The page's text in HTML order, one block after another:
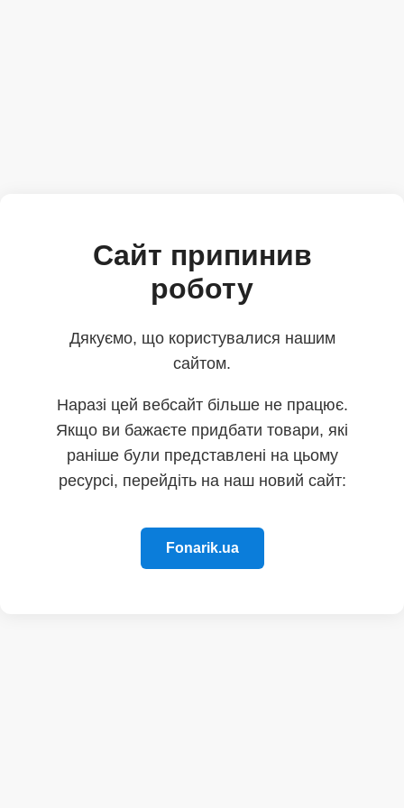
Сайт припинив
роботу
Дякуємо, що користувалися нашим
сайтом.
Наразі цей вебсайт більше не працює.
Якщо ви бажаєте придбати товари, які
раніше були представлені на цьому
ресурсі, перейдіть на наш новий сайт:
Fonarik.ua